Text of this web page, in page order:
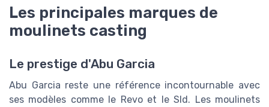
Les principales marques de
moulinets casting
Le prestige d'Abu Garcia
Abu Garcia reste une référence incontournable avec
ses modèles comme le Revo et le Sld. Les moulinets